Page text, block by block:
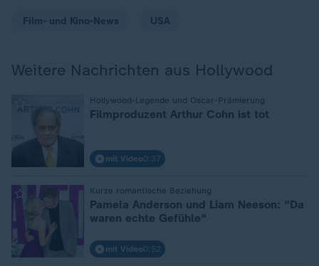
Film- und Kino-News USA
Weitere Nachrichten aus Hollywood
Hollywood-Legende und Oscar-Prämierung
Filmproduzent Arthur Cohn ist tot
mit Video0:37
Kurze romantische Beziehung
Pamela Anderson und Liam Neeson: "Da
waren echte Gefühle"
mit Video0:52